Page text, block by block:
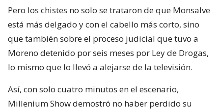
Pero los chistes no solo se trataron de que Monsalve
está más delgado y con el cabello más corto, sino
que también sobre el proceso judicial que tuvo a
Moreno detenido por seis meses por Ley de Drogas,
lo mismo que lo llevó a alejarse de la televisión.
Así, con solo cuatro minutos en el escenario,
Millenium Show demostró no haber perdido su